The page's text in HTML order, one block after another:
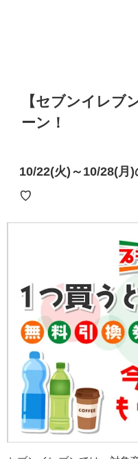
【セブンイレブ
ーン！
10/22(火)～10/28(月
♡